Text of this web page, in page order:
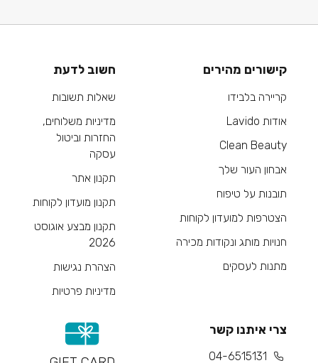
קישורים מהירים
קריירה בלבידו
אודות Lavido
Clean Beauty
אבחון העור שלך
תובנות על טיפוח
הצטרפות למועדון לקוחות
חנויות מותג ונקודות מכירה
מתנות לעסקים
חשוב לדעת
שאלות תשובות
מדיניות משלוחים,
החזרות וביטול
עסקה
תקנון אתר
תקנון מועדון לקוחות
תקנון מבצע אוגוסט
2026
הצהרת נגישות
מדיניות פרטיות
צרי איתנו קשר
04-6515131